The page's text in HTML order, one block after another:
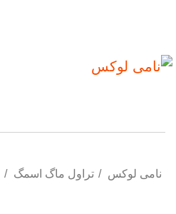
نامی لوکس تراول ماگ اسمگ